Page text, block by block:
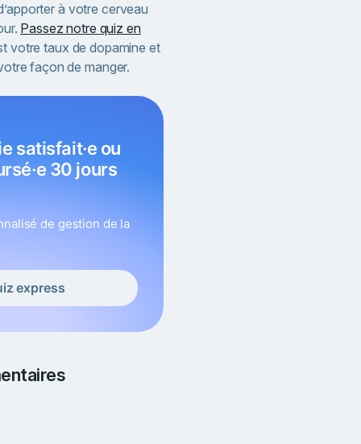
à votre cerveau
Passez notre quiz en
votre taux de dopamine et
façon de manger.
30 jours
de gestion de la
express